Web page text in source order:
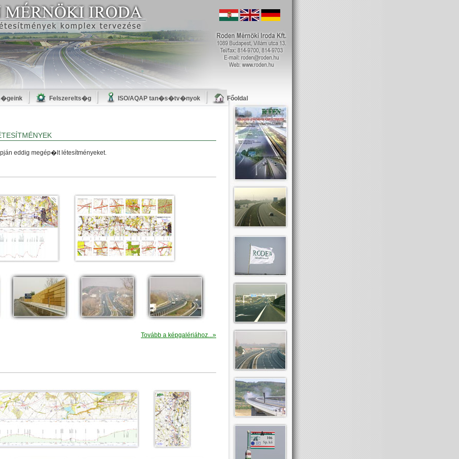
Felszerelts�g ISO/AQAP tan�s�tv�nyok Főoldal
eddig megép�lt létesítményeket.
Tovább a képgalériához...»